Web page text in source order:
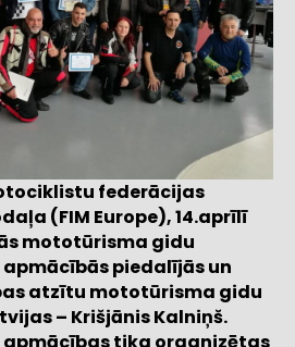
federācijas
(FIM Europe), 14.aprīlī
mototūrisma gidu
piedalījās un
atzītu mototūrisma gidu
– Krišjānis Kalniņš.